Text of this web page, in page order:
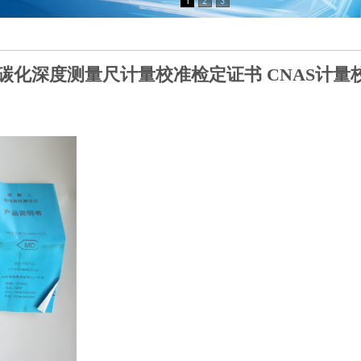
化深度测量尺计量校准检定证书 CNAS计量